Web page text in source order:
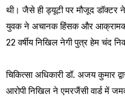
थी। जैसे ही ड्यूटी पर मौजूद
युवक ने अचानक हिंसक और आक्रामक
22 वर्षीय निखिल नेगी पुत्र हेम चंद
चिकित्सा अधिकारी डॉ. अजय कुमार
आरोपी निखिल ने एमरजैंसी वार्ड में